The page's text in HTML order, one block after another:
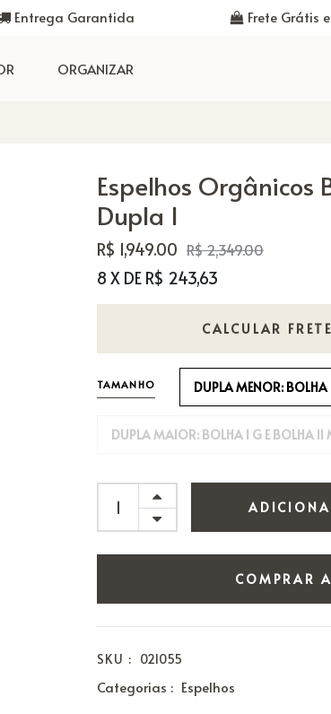
Entrega Garantida Frete Grátis
ORGANIZAR
Espelhos Orgânicos
Dupla I
R$ 1,949.00 R$ 2,349.00
8 X DE R$ 243,63
CALCULAR FRETE
TAMANHO DUPLA MENOR: BOLHA
DUPLA MAIOR: BOLHA I G E BOLHA II
COMPRAR
SKU : 021055
Categorias : Espelhos